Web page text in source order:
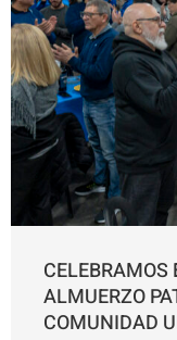
CELEBRAMOS
ALMUERZO
COMUNIDAD